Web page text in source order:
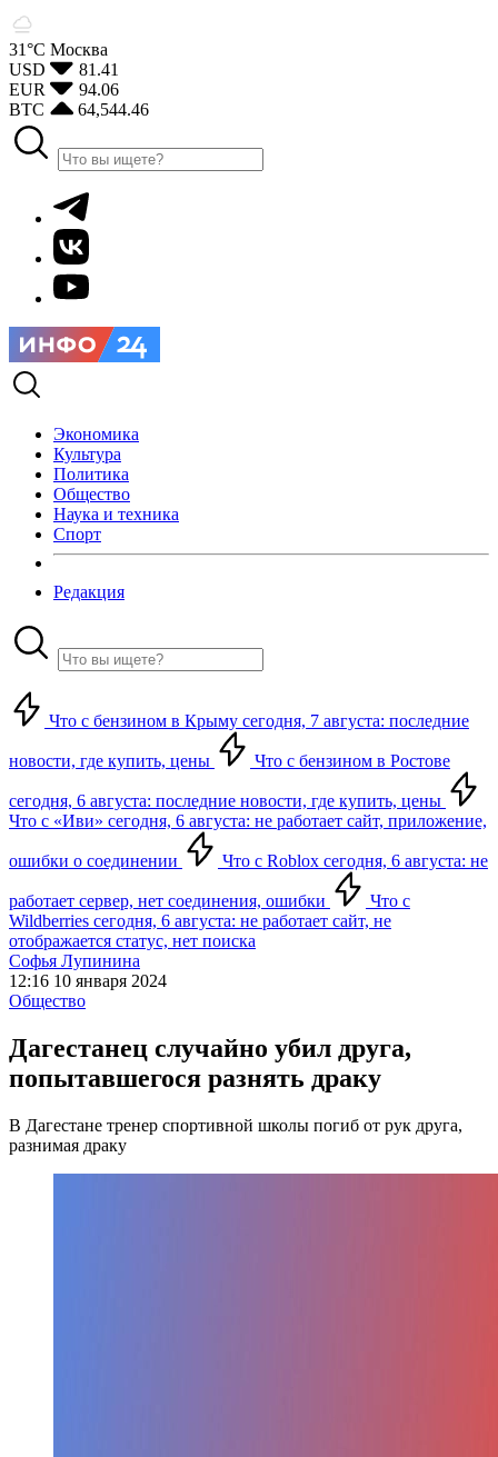
31°С Москва
USD
81.41
EUR
94.06
BTC
64,544.46
Экономика
Культура
Политика
Общество
Наука и техника
Спорт
Редакция
Что с бензином в Крыму сегодня, 7 августа: последние
новости, где купить, цены Что с бензином в Ростове
сегодня, 6 августа: последние новости, где купить, цены
Что с «Иви» сегодня, 6 августа: не работает сайт, приложение,
ошибки о соединении Что с Roblox сегодня, 6 августа: не
работает сервер, нет соединения, ошибки
Что с
Wildberries сегодня, 6 августа: не работает сайт, не
отображается статус, нет поиска
Софья Лупинина
12:16 10 января 2024
Общество
Дагестанец случайно убил друга,
попытавшегося разнять драку
В Дагестане тренер спортивной школы погиб от рук друга,
разнимая драку